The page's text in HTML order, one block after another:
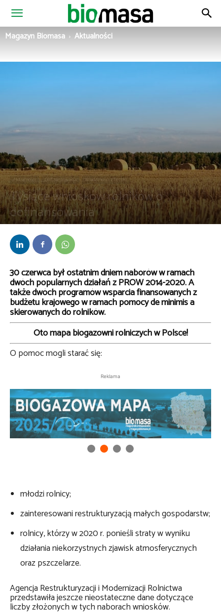
Magazyn
Magazyn Biomasa Aktualności
Aktualności Dofinansowania Wiadomości z Polski
Tysiące wniosków rolników o
dofinansowania
30 czerwca był ostatnim dniem naborów w ramach
dwóch popularnych działań z PROW 2014-2020. A
także dwóch programów wsparcia finansowanych z
budżetu krajowego w ramach pomocy de minimis a
skierowanych do rolników.
Oto mapa biogazowni rolniczych w Polsce!
O pomoc mogli starać się:
Reklama
młodzi rolnicy;
zainteresowani restrukturyzacją małych gospodarstw;
rolnicy, którzy w 2020 r. ponieśli straty w wyniku
działania niekorzystnych zjawisk atmosferycznych
oraz pszczelarze.
Agencja Restrukturyzacji i Modernizacji Rolnictwa
przedstawiła jeszcze nieostateczne dane dotyczące
liczby złożonych w tych naborach wniosków.